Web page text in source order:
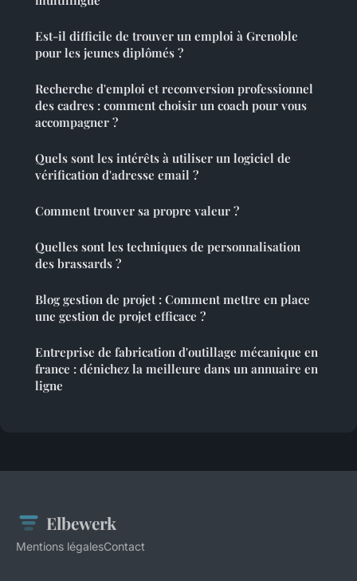
Est-il difficile de trouver un emploi à Grenoble
pour les jeunes diplômés ?
Recherche d'emploi et reconversion professionnel
des cadres : comment choisir un coach pour vous
accompagner ?
Quels sont les intérêts à utiliser un logiciel de
vérification d'adresse email ?
Comment trouver sa propre valeur ?
Quelles sont les techniques de personnalisation
des brassards ?
Blog gestion de projet : Comment mettre en place
une gestion de projet efficace ?
Entreprise de fabrication d'outillage mécanique en
france : dénichez la meilleure dans un annuaire en
ligne
Elbewerk
Mentions légalesContact